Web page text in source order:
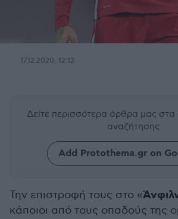
17.12.2020, 12:12
Δείτε περισσότερα άρθρα μας στα
αναζήτησης
Add Protothema.gr on
Την επιστροφή τους στο «
κάποιοι από τους οπαδούς της